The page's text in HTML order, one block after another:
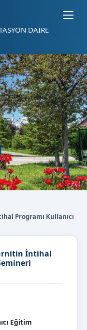
DAİRE
Programı Kullanıcı
İntihal
Eğitim